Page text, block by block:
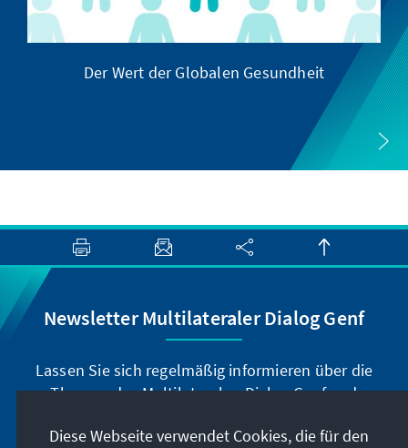
Der Wert der Globalen Gesundheit
Newsletter Multilateraler Dialog Genf
Lassen Sie sich regelmäßig informieren über die
Themen des Multilateralen Dialog Genf und
Diese Webseite verwendet Cookies, die für den